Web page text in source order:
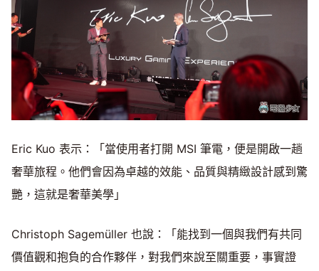
Eric Kuo 表示：「當使用者打開 MSI 筆電，便是開啟一趟
奢華旅程。他們會因為卓越的效能、品質與精緻設計感到驚
艷，這就是奢華美學」
Christoph Sagemüller 也說：「能找到一個與我們有共同
價值觀和抱負的合作夥伴，對我們來說至關重要，事實證